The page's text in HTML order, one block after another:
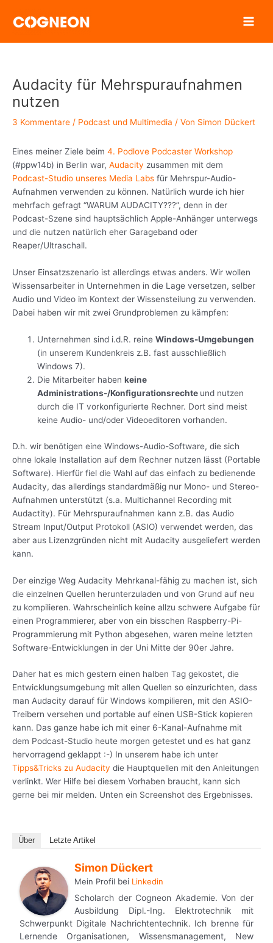
Inhalt
Audacity für Mehrspuraufnahmen
nutzen
3 Kommentare / Podcast und Multimedia / Von Simon Dückert
Eines meiner Ziele beim 4. Podlove Podcaster Workshop
(#ppw14b) in Berlin war, Audacity zusammen mit dem
Podcast-Studio unseres Media Labs für Mehrspur-Audio-
Aufnahmen verwenden zu können. Natürlich wurde ich hier
mehrfach gefragt “WARUM AUDACITY???”, denn in der
Podcast-Szene sind hauptsächlich Apple-Anhänger unterwegs
und die nutzen natürlich eher Garageband oder
Reaper/Ultraschall.
Unser Einsatzszenario ist allerdings etwas anders. Wir wollen
Wissensarbeiter in Unternehmen in die Lage versetzen, selber
Audio und Video im Kontext der Wissensteilung zu verwenden.
Dabei haben wir mit zwei Grundproblemen zu kämpfen:
Unternehmen sind i.d.R. reineWindows-Umgebungen
(in unserem Kundenkreis z.B. fast ausschließlich
Windows 7).
Die Mitarbeiter habenkeine
Administrations-/Konfigurationsrechte und nutzen
durch die IT vorkonfigurierte Rechner. Dort sind meist
keine Audio- und/oder Videoeditoren vorhanden.
D.h. wir benötigen eine Windows-Audio-Software, die sich
ohne lokale Installation auf dem Rechner nutzen lässt (Portable
Software). Hierfür fiel die Wahl auf das einfach zu bedienende
Audacity, das allerdings standardmäßig nur Mono- und Stereo-
Aufnahmen unterstützt (s.a. Multichannel Recording mit
Audactity). Für Mehrspuraufnahmen kann z.B. das Audio
Stream Input/Output Protokoll (ASIO) verwendet werden, das
aber aus Lizenzgründen nicht mit Audacity ausgeliefert werden
kann.
Der einzige Weg Audacity Mehrkanal-fähig zu machen ist, sich
die einzelnen Quellen herunterzuladen und von Grund auf neu
zu kompilieren. Wahrscheinlich keine allzu schwere Aufgabe für
einen Programmierer, aber von ein bisschen Raspberry-Pi-
Programmierung mit Python abgesehen, waren meine letzten
Software-Entwicklungen in der Uni Mitte der 90er Jahre.
Daher hat es mich gestern einen halben Tag gekostet, die
Entwicklungsumgebung mit allen Quellen so einzurichten, dass
man Audacity darauf für Windows kompilieren, mit den ASIO-
Treibern versehen und portable auf einen USB-Stick kopieren
kann. Das ganze habe ich mit einer 6-Kanal-Aufnahme mit
dem Podcast-Studio heute morgen getestet und es hat ganz
hervorragend geklappt :-) In unserem habe ich unter
Tipps&Tricks zu Audacity die Hauptquellen mit den Anleitungen
verlinkt. Wer Hilfe bei diesem Vorhaben braucht, kann sich
gerne bei mir melden. Unten ein Screenshot des Ergebnisses.
Über Letzte Artikel
Simon Dückert
Mein Profil bei Linkedin
Scholarch der Cogneon Akademie. Von der
Ausbildung Dipl.-Ing. Elektrotechnik mit
Schwerpunkt Digitale Nachrichtentechnik. Ich brenne für
Lernende Organisationen, Wissensmanagement, New